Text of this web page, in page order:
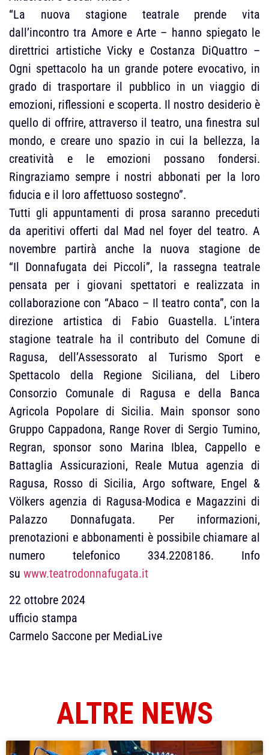
“La nuova stagione teatrale prende vita
dall’incontro tra Amore e Arte – hanno spiegato le
direttrici artistiche Vicky e Costanza DiQuattro –
Ogni spettacolo ha un grande potere evocativo, in
grado di trasportare il pubblico in un viaggio di
emozioni, riflessioni e scoperta. Il nostro desiderio è
quello di offrire, attraverso il teatro, una finestra sul
mondo, e creare uno spazio in cui la bellezza, la
creatività e le emozioni possano fondersi.
Ringraziamo sempre i nostri abbonati per la loro
fiducia e il loro affettuoso sostegno”.
Tutti gli appuntamenti di prosa saranno preceduti
da aperitivi offerti dal Mad nel foyer del teatro. A
novembre partirà anche la nuova stagione de
“Il Donnafugata dei Piccoli”, la rassegna teatrale
pensata per i giovani spettatori e realizzata in
collaborazione con “Abaco – Il teatro conta”, con la
direzione artistica di Fabio Guastella. L’intera
stagione teatrale ha il contributo del Comune di
Ragusa, dell’Assessorato al Turismo Sport e
Spettacolo della Regione Siciliana, del Libero
Consorzio Comunale di Ragusa e della Banca
Agricola Popolare di Sicilia. Main sponsor sono
Gruppo Cappadona, Range Rover di Sergio Tumino,
Regran, sponsor sono Marina Iblea, Cappello e
Battaglia Assicurazioni, Reale Mutua agenzia di
Ragusa, Rosso di Sicilia, Argo software, Engel &
Völkers agenzia di Ragusa-Modica e Magazzini di
Palazzo Donnafugata. Per informazioni,
prenotazioni e abbonamenti è possibile chiamare al
numero telefonico 334.2208186. Info
su www.teatrodonnafugata.it
22 ottobre 2024
ufficio stampa
Carmelo Saccone per MediaLive
ALTRE NEWS